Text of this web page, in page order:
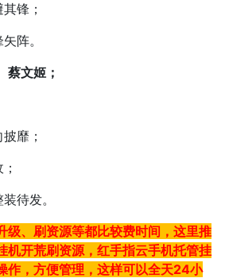
锋；
阵。
蔡文姬；
靡；
待发。
级、刷资源等都比较费时间，这里推
机开荒刷资源，红手指云手机托管挂
作，方便管理，这样可以全天24小